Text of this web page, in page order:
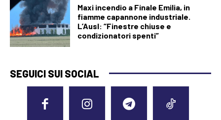
Maxi incendio a Finale Emilia, in
fiamme capannone industriale.
L’Ausl: “Finestre chiuse e
condizionatori spenti”
SEGUICI SUI SOCIAL